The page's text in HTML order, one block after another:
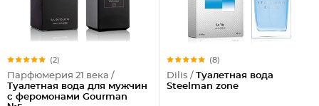
(2)
Парфюмерия 21 века /
Туалетная вода для мужчин
с феромонами Gourman
(8)
Dilis / Туалетная вода
Steelman zone